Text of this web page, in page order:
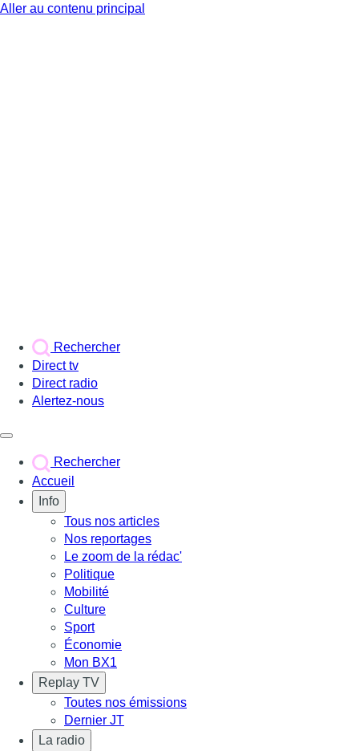
Aller au contenu principal
Rechercher
Direct tv
Direct radio
Alertez-nous
Rechercher
Accueil
Info
Tous nos articles
Nos reportages
Le zoom de la rédac'
Politique
Mobilité
Culture
Sport
Économie
Mon BX1
Replay TV
Toutes nos émissions
Dernier JT
La radio